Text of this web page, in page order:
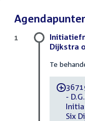
Dijkstra
Te
-
-
Six
1